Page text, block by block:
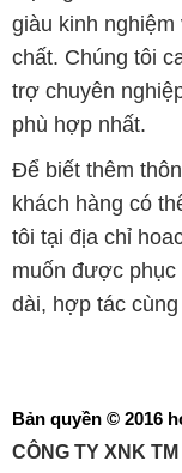
Để biết thêm
khách hàng có
tôi tại địa chỉ
muốn được phục
dài, hợp tác cùng
Bản quyền © 2016
CÔNG TY XNK